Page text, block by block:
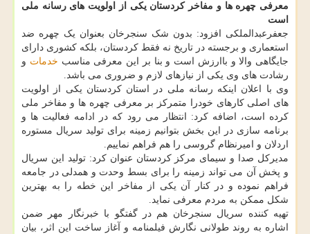
معرفی چهره ها و مفاخر کردستان یکی از اولویت های رسانه ملی
است
جعفرعبدالملکی افزود: بدون شک سنجرخان بعنوان یک چهره ضد
استعماری و برجسته در تاریخ نه فقط کردستان، بلکه کشوری دارای
جایگاهی والا و باارزش است و بنا بر این معرفی مناسب خدمات و
رشادت های وی یکی از نیازهای لازم و ضروری می باشد.
وی با اعلان اینکه رسانه ملی در استان کردستان یکی از اولویت
های اصلی کارهای خودرا متمرکز بر معرفی چهره ها و مفاخر ملی
کرده است، اضافه کرد: انتظار می رود که در ادامه فعالیت ها و
برنامه سازی در این بخش بتوانیم زمینه برای تولید سریال مستوره
اردلان و امیرنظام گروسی را هم فراهم نماییم.
مدیرکل صدا و سیمای مرکز کردستان عنوان کرد: تولید این سریال
و پخش آن می تواند زمینه را برای بسط وحدت و همدلی در جامعه
فراهم نموده و در کنار آن یکی از مفاخر این خطه را به بهترین
شکل ممکن به مردم معرفی نماید.
تهیه کننده سریال سنجرخان هم در گفتگو با خبرنگار مهر ضمن
اشاره به روند طولانی نگارش فیلمنامه و آغاز ساخت این اثر، بیان